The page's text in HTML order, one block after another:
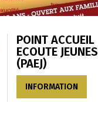
POINT ACCUEIL
ECOUTE JEUNES
(PAEJ)
INFORMATION